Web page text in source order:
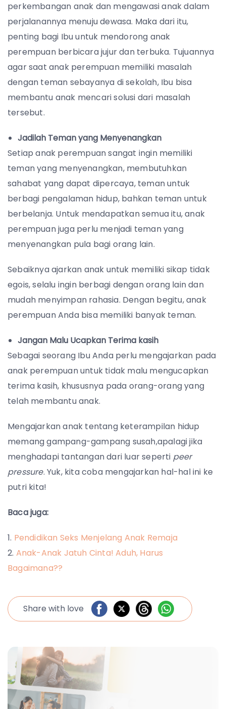
perkembangan anak dan mengawasi anak dalam
perjalanannya menuju dewasa. Maka dari itu,
penting bagi Ibu untuk mendorong anak
perempuan berbicara jujur dan terbuka. Tujuannya
agar saat anak perempuan memiliki masalah
dengan teman sebayanya di sekolah, Ibu bisa
membantu anak mencari solusi dari masalah
tersebut.
Jadilah Teman yang Menyenangkan
Setiap anak perempuan sangat ingin memiliki
teman yang menyenangkan, membutuhkan
sahabat yang dapat dipercaya, teman untuk
berbagi pengalaman hidup, bahkan teman untuk
berbelanja. Untuk mendapatkan semua itu, anak
perempuan juga perlu menjadi teman yang
menyenangkan pula bagi orang lain.
Sebaiknya ajarkan anak untuk memiliki sikap tidak
egois, selalu ingin berbagi dengan orang lain dan
mudah menyimpan rahasia. Dengan begitu, anak
perempuan Anda bisa memiliki banyak teman.
Jangan Malu Ucapkan Terima kasih
Sebagai seorang Ibu Anda perlu mengajarkan pada
anak perempuan untuk tidak malu mengucapkan
terima kasih, khususnya pada orang-orang yang
telah membantu anak.
Mengajarkan anak tentang keterampilan hidup
memang gampang-gampang susah,apalagi jika
menghadapi tantangan dari luar seperti peer
pressure. Yuk, kita coba mengajarkan hal-hal ini ke
putri kita!
Baca juga:
Pendidikan Seks Menjelang Anak Remaja
Anak-Anak Jatuh Cinta! Aduh, Harus
Bagaimana??
Share with love